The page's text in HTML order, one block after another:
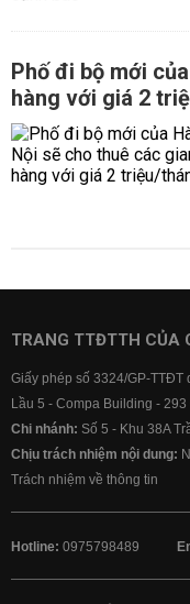
Phố đi bộ mới
hàng với giá 2
TRANG TTĐTTH CỦA
Giấy phép số 3324/GP-TTĐT
Lầu 5 - Compa Building -
Chi nhánh: Số 5 - Khu 38A
Chịu trách nhiệm nội dung:
Trách nhiệm về thông tin
Hotline: 0975798489